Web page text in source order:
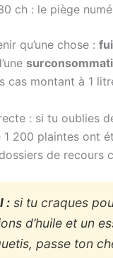
ch : le piège
qu’une chose :
cas montant à 1
: si tu oublies
1 200 plaintes ont
de recours
: si tu craques
d’huile et un
passe ton